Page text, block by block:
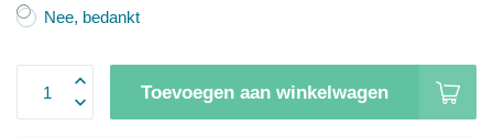
Nee, bedankt
Toevoegen aan winkelwagen